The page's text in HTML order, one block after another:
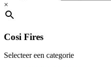
×
Cosi Fires
Selecteer een categorie